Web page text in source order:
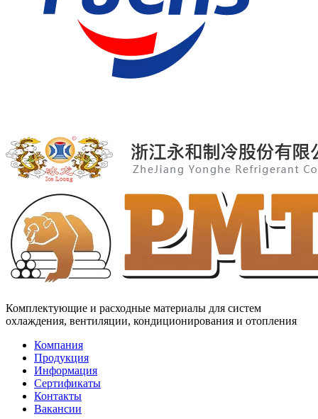
Комплектующие и расходные материалы для систем
охлаждения, вентиляции, кондиционирования и отопления
Компания
Продукция
Информация
Сертификаты
Контакты
Вакансии